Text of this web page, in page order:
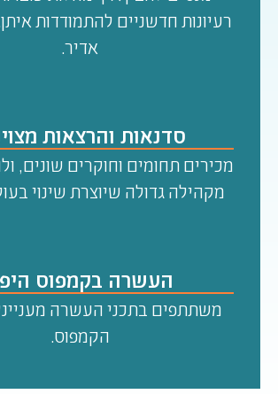
רעיונות חדשניים להתמודדות
אדיר.
סדנאות והרצאות
מכירים תחומים וחוקרים שונים,
מקהילה גדולה שיוצרת שינוי
העשרה בקמפוס
משתתפים בתכני העשרה
הקמפוס.